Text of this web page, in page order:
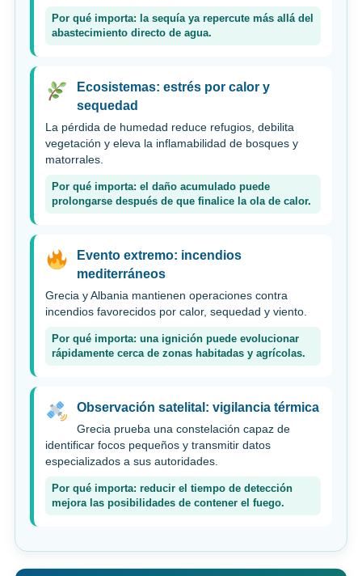
Por qué importa: la sequía ya repercute más allá del
abastecimiento directo de agua.
Ecosistemas: estrés por calor y
sequedad
La pérdida de humedad reduce refugios, debilita
vegetación y eleva la inflamabilidad de bosques y
matorrales.
Por qué importa: el daño acumulado puede
prolongarse después de que finalice la ola de calor.
Evento extremo: incendios
mediterráneos
Grecia y Albania mantienen operaciones contra
incendios favorecidos por calor, sequedad y viento.
Por qué importa: una ignición puede evolucionar
rápidamente cerca de zonas habitadas y agrícolas.
Observación satelital: vigilancia térmica
Grecia prueba una constelación capaz de
identificar focos pequeños y transmitir datos
especializados a sus autoridades.
Por qué importa: reducir el tiempo de detección
mejora las posibilidades de contener el fuego.